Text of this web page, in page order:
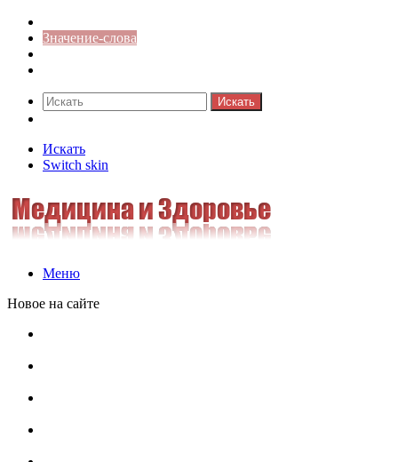
Значение-слова
Искать
Искать
Switch skin
Меню
Новое на сайте